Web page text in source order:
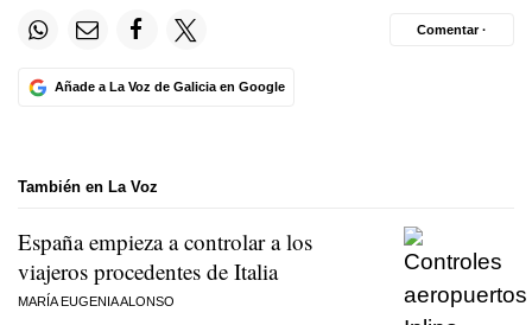
Añade a La Voz de Galicia en Google
Comentar ·
También en La Voz
España empieza a controlar a los
viajeros procedentes de Italia
MARÍA EUGENIA ALONSO